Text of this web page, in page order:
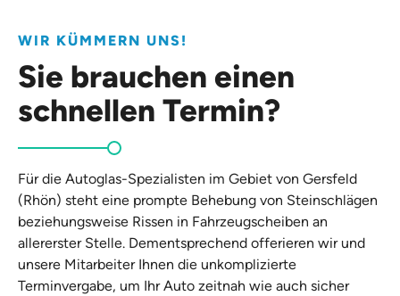
WIR KÜMMERN UNS!
Sie brauchen einen
schnellen Termin?
Für die Autoglas-Spezialisten im Gebiet von Gersfeld
(Rhön) steht eine prompte Behebung von Steinschlägen
beziehungsweise Rissen in Fahrzeugscheiben an
allererster Stelle. Dementsprechend offerieren wir und
unsere Mitarbeiter Ihnen die unkomplizierte
Terminvergabe, um Ihr Auto zeitnah wie auch sicher